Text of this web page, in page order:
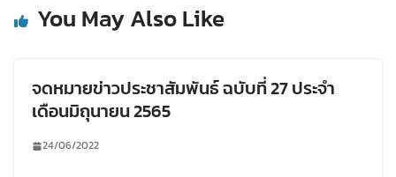
You May Also Like
จดหมายข่าวประชาสัมพันธ์ ฉบับที่ 27 ประจำ
เดือนมิถุนายน 2565
24/06/2022